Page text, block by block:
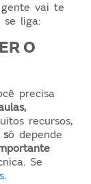
vai te
se liga:
O
precisa
recursos,
só depende
Se